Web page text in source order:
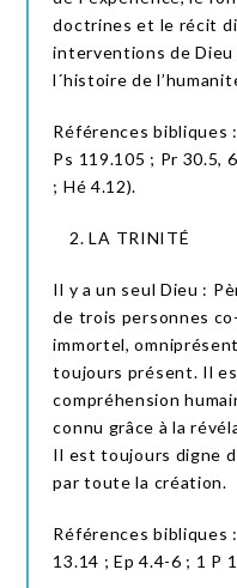
doctrines et le récit
interventions de Dieu
l´histoire de
Références bibliques
Ps 119.105 ; Pr 30.5,
; Hé 4.12).
LA TRINITÉ
Il y a un seul Dieu :
de trois personnes
immortel,
toujours présent. Il
compréhension
connu grâce à la
Il est toujours digne
par toute la création.
Références bibliques
13.14 ; Ep 4.4-6 ; 1 P